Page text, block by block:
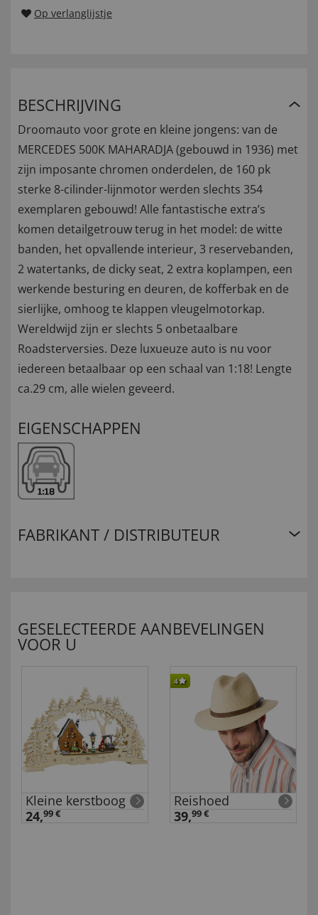
Op verlanglijstje
BESCHRIJVING
Droomauto voor grote en kleine jongens: van de
MERCEDES 500K MAHARADJA (gebouwd in 1936) met
zijn imposante chromen onderdelen, de 160 pk
sterke 8-cilinder-lijnmotor werden slechts 354
exemplaren gebouwd! Alle fantastische extra’s
komen detailgetrouw terug in het model: de witte
banden, het opvallende interieur, 3 reservebanden,
2 watertanks, de dicky seat, 2 extra koplampen, een
werkende besturing en deuren, de kofferbak en de
sierlijke, omhoog te klappen vleugelmotorkap.
Wereldwijd zijn er slechts 5 onbetaalbare
Roadsterversies. Deze luxueuze auto is nu voor
iedereen betaalbaar op een schaal van 1:18! Lengte
ca.29 cm, alle wielen geveerd.
EIGENSCHAPPEN
FABRIKANT / DISTRIBUTEUR
GESELECTEERDE AANBEVELINGEN
VOOR U
Kleine kerstboog
24,99 €
4
Reishoed
39,99 €